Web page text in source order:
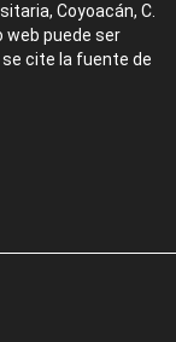
Coyoacán, C.
web puede ser
cite la fuente de